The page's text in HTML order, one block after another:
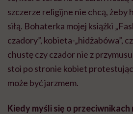
szczerze religijne nie chcą, żeby
siłą. Bohaterka mojej książki „
czadory”, kobieta-„hidżabówa”,
chustę czy czador nie z
stoi po stronie kobiet
może być jarzmem.
Kiedy myśli się o